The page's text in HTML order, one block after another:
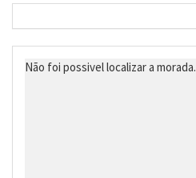
Não foi possivel localizar a morada.